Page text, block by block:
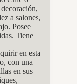
a salones,
Posee
Tiene
en esta
con una
en sus